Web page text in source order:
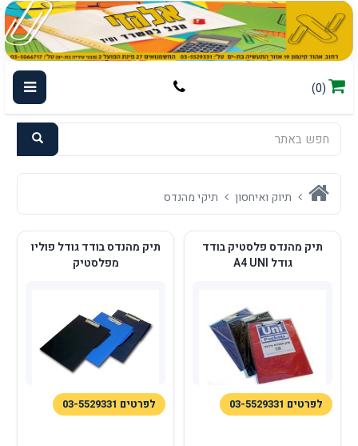
(0)
תיוק ואיחסון תיקי מהנדס
תיק מהנדס פלסטיק בודד
גודל A4 UNI
לפרטים 03-5529331
תיק מהנדס בודד גודל פוליו
מפלסטיק
לפרטים 03-5529331